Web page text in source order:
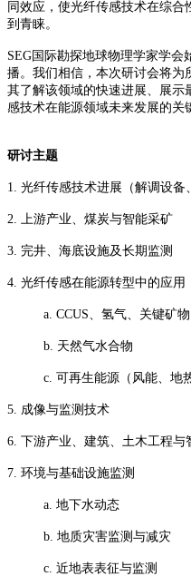
同效应，使光纤传感技术在综
到青睐。
SEG国际勘探地球物理学家学
播。我们相信，本次研讨会将为
其了解该领域的快速进展、展示
感技术在能源领域未来发展的关
研讨主题
1. 光纤传感技术进展（解调设备
2. 上游产业、煤炭与智能采矿
3. 完井、海底设施及长期监测
4. 光纤传感在能源转型中的应用
a. CCUS、氢气、关键矿物
b. 天然气水合物
c. 可再生能源（风能、地
5. 成像与监测技术
6. 下游产业、建筑、土木工程与
7. 环境与基础设施监测
a. 地下水动态
b. 地质灾害监测与减灾
c. 近地表表征与监测